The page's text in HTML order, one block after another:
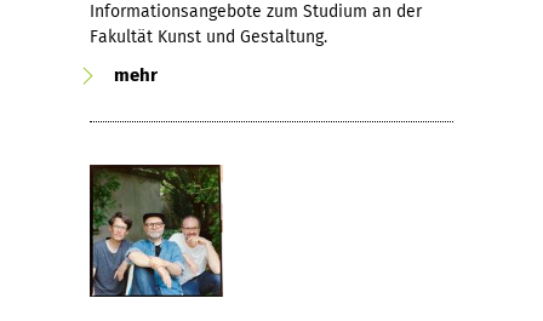
Informationsangebote zum Studium an der
Fakultät Kunst und Gestaltung.
mehr